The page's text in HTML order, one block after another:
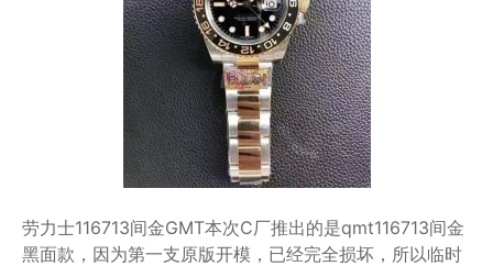
劳力士116713间金GMT本次C厂推出的是qmt116713间金
黑面款，因为第一支原版开模，已经完全损坏，所以临时